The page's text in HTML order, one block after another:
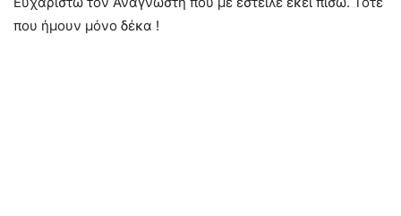
που ήμουν μόνο δέκα !